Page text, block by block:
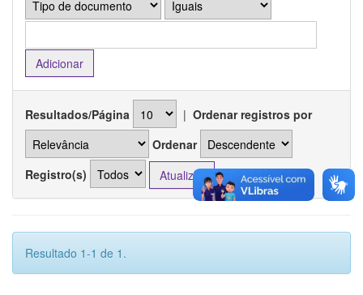
Resultados/Página | Ordenar registros por
Ordenar
Registro(s)
Resultado 1-1 de 1.